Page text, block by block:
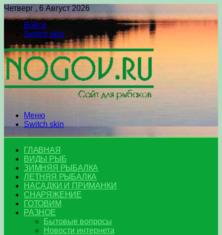
Четверг , 6 Август 2026
Войти
Switch skin
Меню
Switch skin
ГЛАВНАЯ
ВИДЫ РЫБ
ЗИМНЯЯ РЫБАЛКА
ЛЕТНЯЯ РЫБАЛКА
НАСАДКИ И ПРИМАНКИ
СНАРЯЖЕНИЕ
ГОТОВИМ
РАЗНОЕ
Бытовые вопросы
Новости интернета